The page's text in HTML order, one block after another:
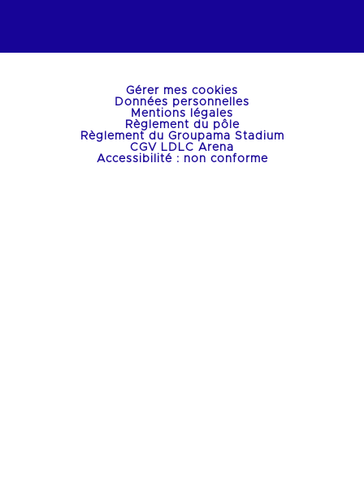
Gérer mes cookies
Données personnelles
Mentions légales
Règlement du pôle
Règlement du Groupama Stadium
CGV LDLC Arena
Accessibilité : non conforme